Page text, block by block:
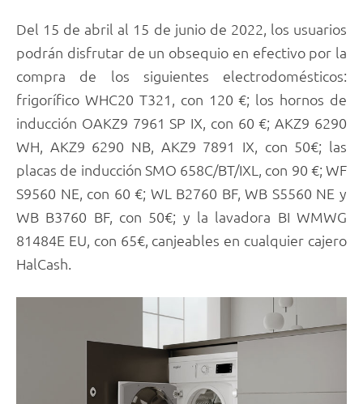
Del 15 de abril al 15 de junio de 2022, los usuarios
podrán disfrutar de un obsequio en efectivo por la
compra de los siguientes electrodomésticos:
frigorífico WHC20 T321, con 120 €; los hornos de
inducción OAKZ9 7961 SP IX, con 60 €; AKZ9 6290
WH, AKZ9 6290 NB, AKZ9 7891 IX, con 50€; las
placas de inducción SMO 658C/BT/IXL, con 90 €; WF
S9560 NE, con 60 €; WL B2760 BF, WB S5560 NE y
WB B3760 BF, con 50€; y la lavadora BI WMWG
81484E EU, con 65€, canjeables en cualquier cajero
HalCash.